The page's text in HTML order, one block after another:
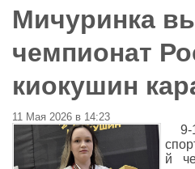
Мичуринка
чемпионат
киокушин
11 Мая 2026 в 14:23
й